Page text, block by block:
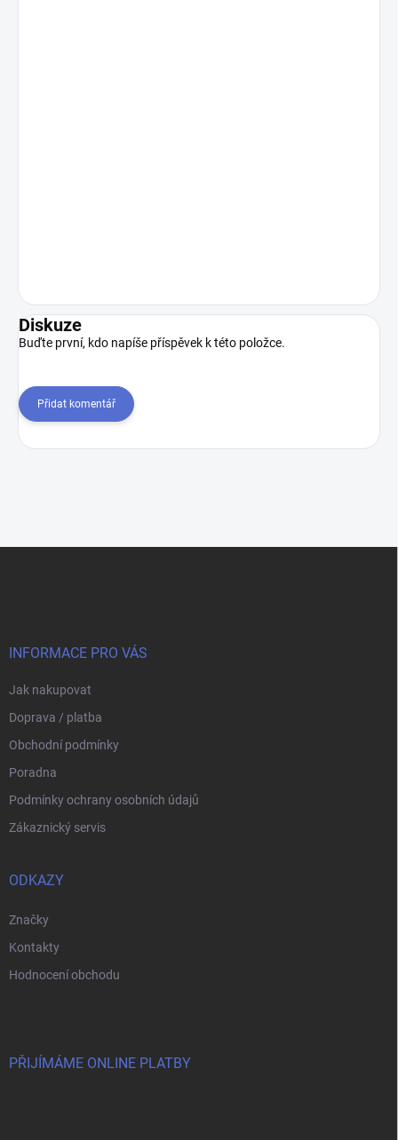
Diskuze
Buďte první, kdo napíše příspěvek k této položce.
Přidat komentář
INFORMACE PRO VÁS
Jak nakupovat
Doprava / platba
Obchodní podmínky
Poradna
Podmínky ochrany osobních údajů
Zákaznický servis
ODKAZY
Značky
Kontakty
Hodnocení obchodu
PŘIJÍMÁME ONLINE PLATBY